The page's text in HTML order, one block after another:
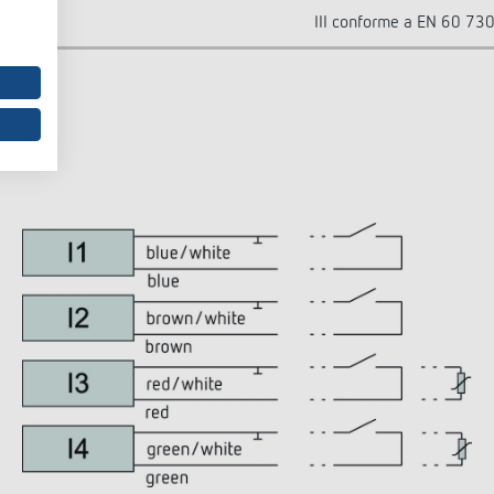
III conforme a EN 60